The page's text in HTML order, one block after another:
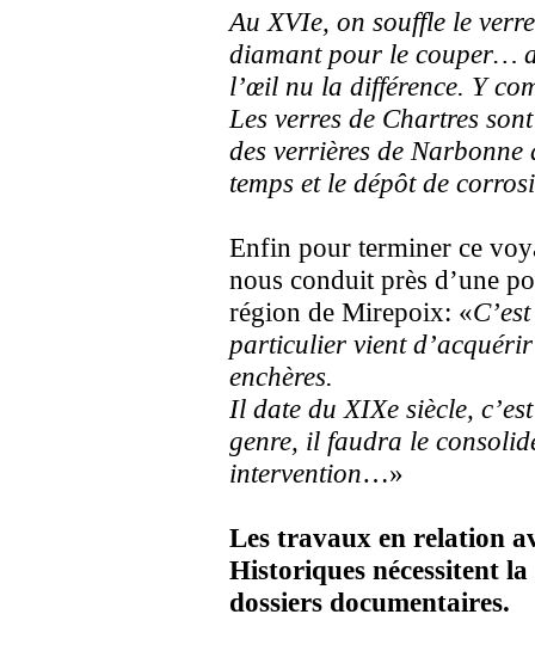
Au XVIe, on souffle le
diamant pour le couper…
l’œil nu la différence. Y
Les verres de Chartres
des verrières de Narbonne
temps et le dépôt de
Enfin pour terminer ce
nous conduit près d’une
région de Mirepoix: «
particulier vient
enchères.
Il date du XIXe siècle,
genre, il faudra le
intervention…»
Les travaux en relation
Historiques nécessitent
dossiers documentaires.